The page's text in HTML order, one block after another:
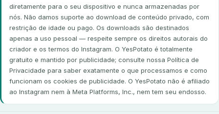
diretamente para o seu dispositivo e nunca armazenadas por
nós. Não damos suporte ao download de conteúdo privado, com
restrição de idade ou pago. Os downloads são destinados
apenas a uso pessoal — respeite sempre os direitos autorais do
criador e os termos do Instagram. O YesPotato é totalmente
gratuito e mantido por publicidade; consulte nossa Política de
Privacidade para saber exatamente o que processamos e como
funcionam os cookies de publicidade. O YesPotato não é afiliado
ao Instagram nem à Meta Platforms, Inc., nem tem seu endosso.